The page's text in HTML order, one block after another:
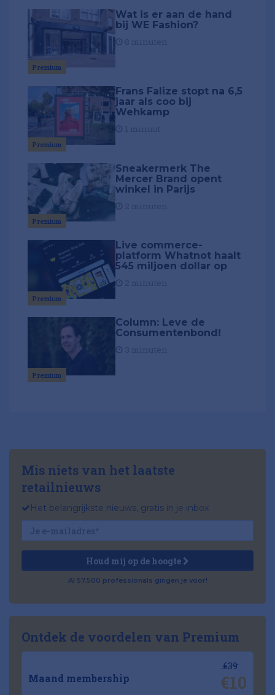
Premium
Wat is er aan de hand
bij WE Fashion?
Premium
Frans Falize stopt na 6,5
jaar als coo bij
Wehkamp
Premium
Sneakermerk The
Mercer Brand opent
winkel in Parijs
Premium
Live commerce-
platform Whatnot haalt
545 miljoen dollar op
Premium
Column: Leve de
Consumentenbond!
Mis niets van het laatste
retailnieuws
Het belangrijkste nieuws, gratis in je inbox
Houd mij op de hoogte
Al 57.500 professionals gingen je voor!
Ontdek de voordelen van Premium
Maand membership
€39
€10